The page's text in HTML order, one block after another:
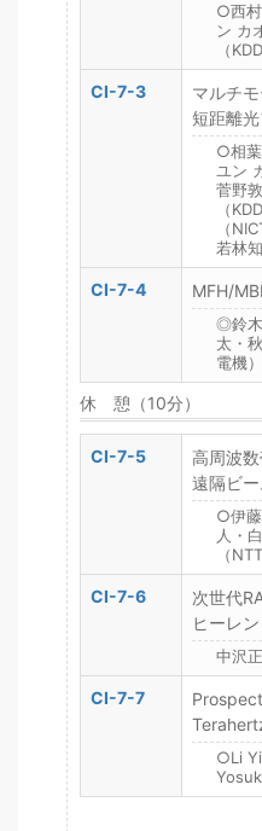
○西村
ン カ
（
CI-7-3
マルチ
短距離
○相葉
ユン
菅野
（
（
若林
CI-7-4 MFH/
◎鈴木
太・
電機）
休 憩（10分）
CI-7-5
高周波
遠隔ビ
○伊
人・
（NTT
CI-7-6
次世代
ヒーレ
中沢
CI-7-7
○Li Yi